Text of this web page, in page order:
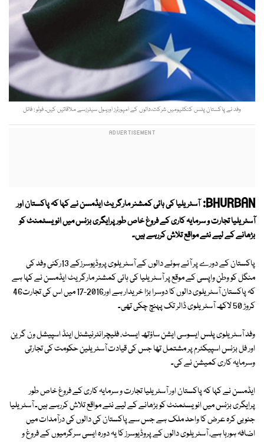
وفد نے پاکستان پلس کنکلیومیں شرکت،دالوں کے امپورٹرز اورہول سیلرزسے ملاقاتیں کیں۔ فوٹو : فائل
BHURBAN: آسٹریلیا کی ہائی کمشنر مارگریٹ ایڈمسن نے کہا کہ پاکستان اور
آسٹریلیا تجارت و سرمایہ کاری کے فروغ خاص طور پرایگری بزنس میں انویسٹمنٹ کو
بڑھانے کے لیے نئے مواقع تلاش کررہے ہیں۔
پاکستان کے دورے پر آئے ہوئے دالوں کے آسٹریلوی پروڈیوسرزکے 13رکنی وفد کی
منگل کو وطن واپسی کے موقع پر آسٹریلیا کی ہائی کمشنر مارگریٹ ایڈمسن نے کہا ہے
کہ پاکستان آسٹریلوی دالوں کا دوسرا بڑا خریدار ہے اور2016-17 میں اس کی تجارت46
کروڑ 50 لاکھ آسٹریلوی ڈالر تک پہنچ چکی تھی۔
وفد آسٹریلوی پلس ایسوسی ایشن ساؤتھ ایسٹ، فلیچرانٹرنیشنل اینڈ اسپیشل ون گرین
اور فل بزنس اسپیکٹرم پر مشتمل تھا جس کی قیادت آسٹریلین حکومت کی تجارتی
وسرمایہ کاری کمیشن نے کی۔
ایڈمسن نے کہا کہ پاکستان اور آسٹریلیا تجارت و سرمایہ کاری کے فروغ خاص طور
پرایگری بزنس میں انویسٹمنٹ کو بڑھانے کے لیے نئے مواقع تلاش کررہے ہیں۔ آسٹریلیا
جنوبی کرہ عرض کا واحد ملک ہے جس سے پاکستان کی دالوں کی درآمدات میں
اضافہ ہورہا ہے، آسٹریلوی دالوں کے پروڈیوسرز کا یہ دورہ ایسی سرگرمیوں کے فروغ و